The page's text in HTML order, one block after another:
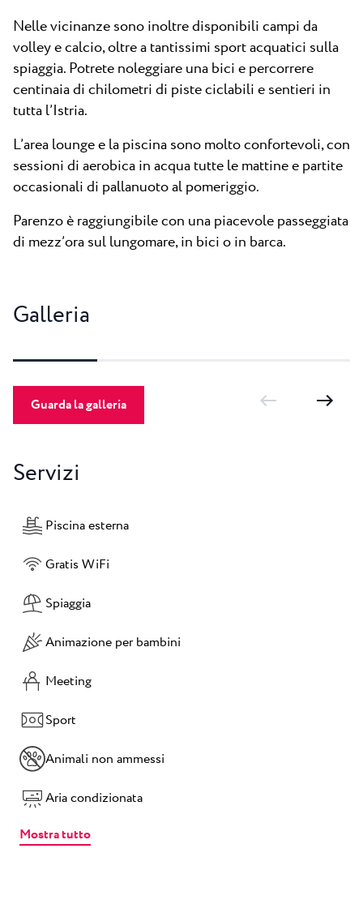
Nelle vicinanze sono inoltre disponibili campi da
volley e calcio, oltre a tantissimi sport acquatici sulla
spiaggia. Potrete noleggiare una bici e percorrere
centinaia di chilometri di piste ciclabili e sentieri in
tutta l’Istria.
L’area lounge e la piscina sono molto confortevoli, con
sessioni di aerobica in acqua tutte le mattine e partite
occasionali di pallanuoto al pomeriggio.
Parenzo è raggiungibile con una piacevole passeggiata
di mezz’ora sul lungomare, in bici o in barca.
Galleria
Guarda la galleria
Servizi
Piscina esterna
Gratis WiFi
Spiaggia
Animazione per bambini
Meeting
Sport
Animali non ammessi
Aria condizionata
Mostra tutto